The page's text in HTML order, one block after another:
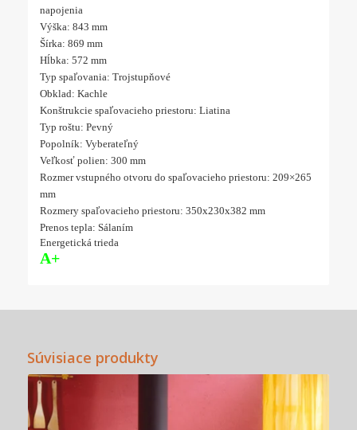
napojenia
Výška: 843 mm
Šírka: 869 mm
Hĺbka: 572 mm
Typ spaľovania: Trojstupňové
Obklad: Kachle
Konštrukcie spaľovacieho priestoru: Liatina
Typ roštu: Pevný
Popolník: Vyberateľný
Veľkosť polien: 300 mm
Rozmer vstupného otvoru do spaľovacieho priestoru: 209×265
mm
Rozmery spaľovacieho priestoru: 350x230x382 mm
Prenos tepla: Sálaním
Energetická trieda
A+
Súvisiace produkty